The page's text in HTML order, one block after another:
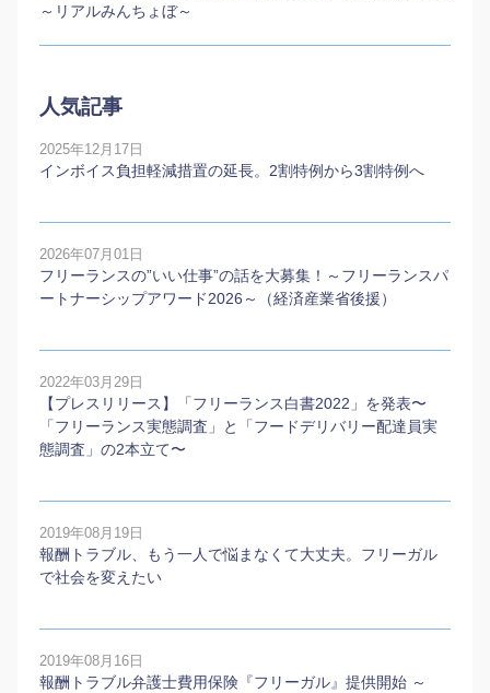
～リアルみんちょぼ～
人気記事
2025年12月17日
インボイス負担軽減措置の延長。2割特例から3割特例へ
2026年07月01日
フリーランスの”いい仕事”の話を大募集！～フリーランスパ
ートナーシップアワード2026～（経済産業省後援）
2022年03月29日
【プレスリリース】「フリーランス白書2022」を発表〜
「フリーランス実態調査」と「フードデリバリー配達員実
態調査」の2本⽴て〜
2019年08月19日
報酬トラブル、もう一人で悩まなくて大丈夫。フリーガル
で社会を変えたい
2019年08月16日
報酬トラブル弁護士費用保険『フリーガル』提供開始 ～